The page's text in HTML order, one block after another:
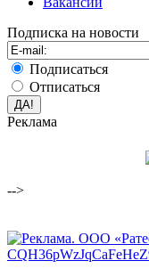
Подписка на новости
Подписаться
Отписаться
Реклама
-->